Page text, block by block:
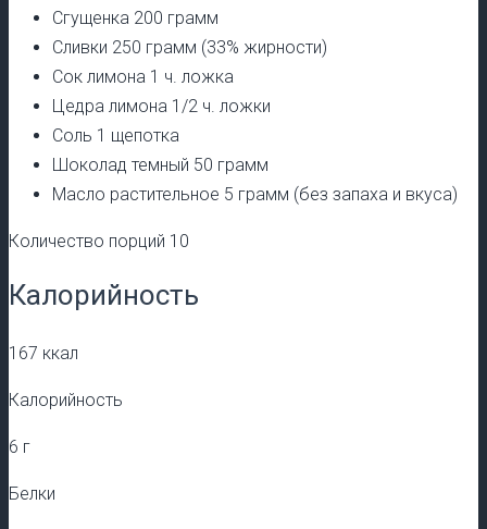
Сгущенка 200 грамм
Сливки 250 грамм (33% жирности)
Сок лимона 1 ч. ложка
Цедра лимона 1/2 ч. ложки
Соль 1 щепотка
Шоколад темный 50 грамм
Масло растительное 5 грамм (без запаха и вкуса)
Количество порций 10
Калорийность
167 ккал
Калорийность
6 г
Белки